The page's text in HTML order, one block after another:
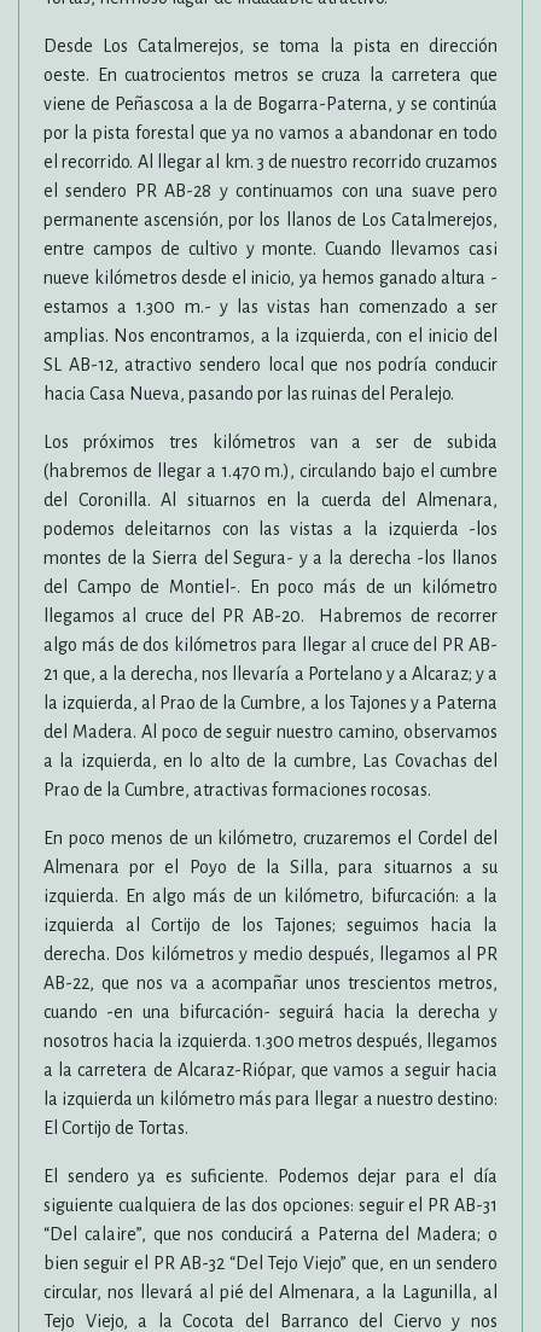
Desde Los Catalmerejos, se toma la pista en dirección
oeste. En cuatrocientos metros se cruza la carretera que
viene de Peñascosa a la de Bogarra-Paterna, y se continúa
por la pista forestal que ya no vamos a abandonar en todo
el recorrido. Al llegar al km. 3 de nuestro recorrido cruzamos
el sendero PR AB-28 y continuamos con una suave pero
permanente ascensión, por los llanos de Los Catalmerejos,
entre campos de cultivo y monte. Cuando llevamos casi
nueve kilómetros desde el inicio, ya hemos ganado altura -
estamos a 1.300 m.- y las vistas han comenzado a ser
amplias. Nos encontramos, a la izquierda, con el inicio del
SL AB-12, atractivo sendero local que nos podría conducir
hacia Casa Nueva, pasando por las ruinas del Peralejo.
Los próximos tres kilómetros van a ser de subida
(habremos de llegar a 1.470 m.), circulando bajo el cumbre
del Coronilla. Al situarnos en la cuerda del Almenara,
podemos deleitarnos con las vistas a la izquierda -los
montes de la Sierra del Segura- y a la derecha -los llanos
del Campo de Montiel-. En poco más de un kilómetro
llegamos al cruce del PR AB-20. Habremos de recorrer
algo más de dos kilómetros para llegar al cruce del PR AB-
21 que, a la derecha, nos llevaría a Portelano y a Alcaraz; y a
la izquierda, al Prao de la Cumbre, a los Tajones y a Paterna
del Madera. Al poco de seguir nuestro camino, observamos
a la izquierda, en lo alto de la cumbre, Las Covachas del
Prao de la Cumbre, atractivas formaciones rocosas.
En poco menos de un kilómetro, cruzaremos el Cordel del
Almenara por el Poyo de la Silla, para situarnos a su
izquierda. En algo más de un kilómetro, bifurcación: a la
izquierda al Cortijo de los Tajones; seguimos hacia la
derecha. Dos kilómetros y medio después, llegamos al PR
AB-22, que nos va a acompañar unos trescientos metros,
cuando -en una bifurcación- seguirá hacia la derecha y
nosotros hacia la izquierda. 1.300 metros después, llegamos
a la carretera de Alcaraz-Riópar, que vamos a seguir hacia
la izquierda un kilómetro más para llegar a nuestro destino:
El Cortijo de Tortas.
El sendero ya es suficiente. Podemos dejar para el día
siguiente cualquiera de las dos opciones: seguir el PR AB-31
“Del calaire”, que nos conducirá a Paterna del Madera; o
bien seguir el PR AB-32 “Del Tejo Viejo” que, en un sendero
circular, nos llevará al pié del Almenara, a la Lagunilla, al
Tejo Viejo, a la Cocota del Barranco del Ciervo y nos